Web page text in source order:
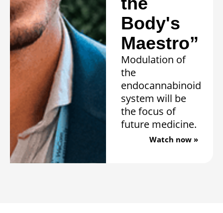
Body's
Maestro”
Modulation of
the
endocannabinoid
system will be
the focus of
future medicine.
Watch now »